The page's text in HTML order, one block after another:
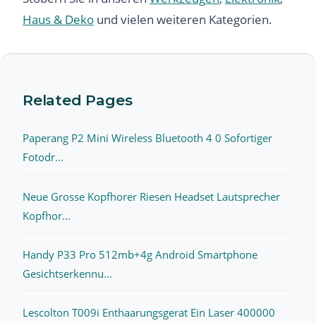
Haus & Deko und vielen weiteren Kategorien.
Related Pages
Paperang P2 Mini Wireless Bluetooth 4 0 Sofortiger
Fotodr...
Neue Grosse Kopfhorer Riesen Headset Lautsprecher
Kopfhor...
Handy P33 Pro 512mb+4g Android Smartphone
Gesichtserkennu...
Lescolton T009i Enthaarungsgerat Ein Laser 400000